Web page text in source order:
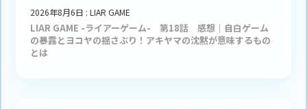
2026年8月6日 : LIAR GAME
LIAR GAME -ライアーゲーム- 第18話 感想｜自白ゲーム
の暴露とヨコヤの揺さぶり！アキヤマの沈黙が意味するもの
とは